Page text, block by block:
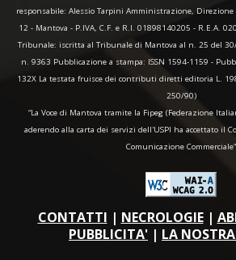
responsabile: Alessio Tarpini Amministrazione, Direzione
12 - Mantova - P.IVA, C.F. e R.I. 01898140205 - R.E.A.
Tribunale: iscritta al Tribunale di Mantova al n. 25 del
n. 9363 Pubblicazione a stampa: ISSN 1594-1159 -
132X La testata fruisce dei contributi diretti editoria L.
250/90)
“La Voce di Mantova tramite la Fipeg (Federazione
aderendo alla carta dei servizi dell'USPI ha accettato il
Comunicazione Commerciale"
CONTATTI | NECROLOGIE|
PUBBLICITA' | LA